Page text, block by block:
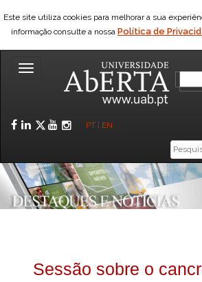
Este site utiliza cookies para melhorar a sua
informação consulte a nossa Política de
Toggle
Facebook
LinkedIn
Twitter
YouTube
Instagram
PT EN
Caixa
de
pesquisa
Sessão sobre o